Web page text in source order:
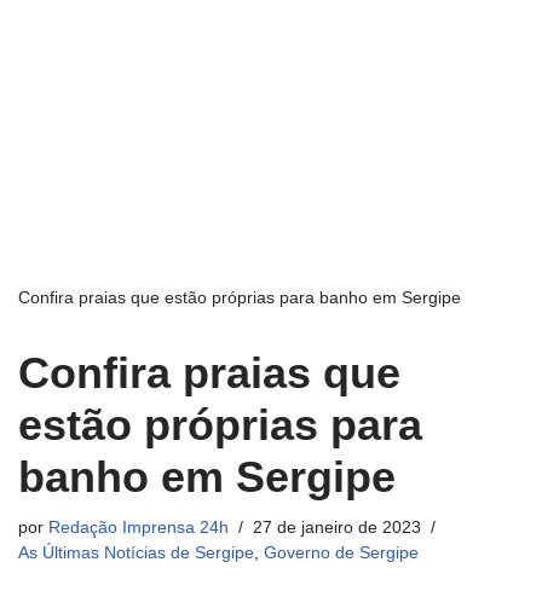
Confira praias que estão próprias para banho em Sergipe
Confira praias que
estão próprias para
banho em Sergipe
por Redação Imprensa 24h
27 de janeiro de 2023
As Últimas Notícias de Sergipe, Governo de Sergipe